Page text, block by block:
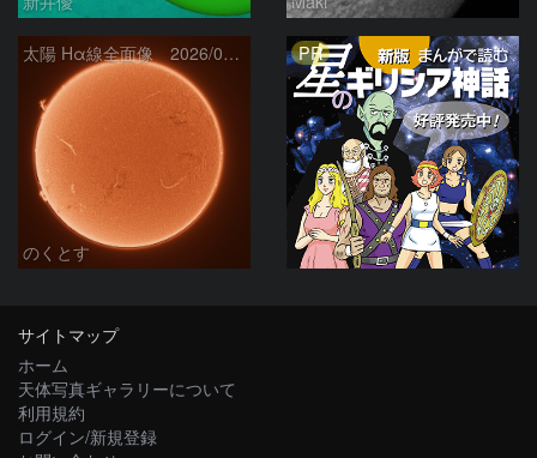
太陽 Hα線全面像 2026/08/06
のくとす
PR
サイトマップ
ホーム
天体写真ギャラリーについて
利用規約
ログイン/新規登録